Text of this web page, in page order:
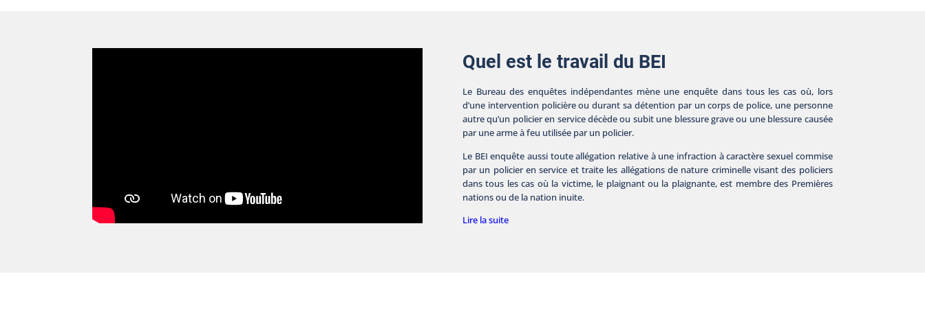
Quel est le travail du BEI
Le Bureau des enquêtes indépendantes mène une enquête dans tous les cas où, lors
d’une intervention policière ou durant sa détention par un corps de police, une personne
autre qu’un policier en service décède ou subit une blessure grave ou une blessure causée
par une arme à feu utilisée par un policier.
Le BEI enquête aussi toute allégation relative à une infraction à caractère sexuel commise
par un policier en service et traite les allégations de nature criminelle visant des policiers
dans tous les cas où la victime, le plaignant ou la plaignante, est membre des Premières
nations ou de la nation inuite.
Lire la suite